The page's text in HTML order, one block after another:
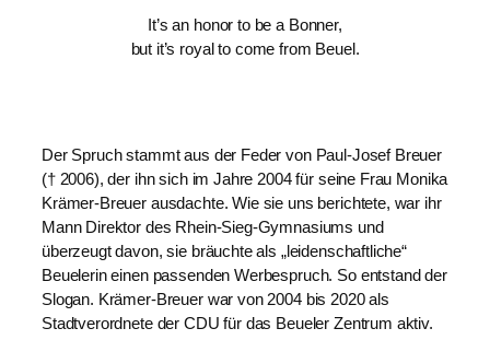
It’s an honor to be a Bonner,
but it’s royal to come from Beuel.
Der Spruch stammt aus der Feder von Paul-Josef Breuer
(† 2006), der ihn sich im Jahre 2004 für seine Frau Monika
Krämer-Breuer ausdachte. Wie sie uns berichtete, war ihr
Mann Direktor des Rhein-Sieg-Gymnasiums und
überzeugt davon, sie bräuchte als „leidenschaftliche“
Beuelerin einen passenden Werbespruch. So entstand der
Slogan. Krämer-Breuer war von 2004 bis 2020 als
Stadtverordnete der CDU für das Beueler Zentrum aktiv.